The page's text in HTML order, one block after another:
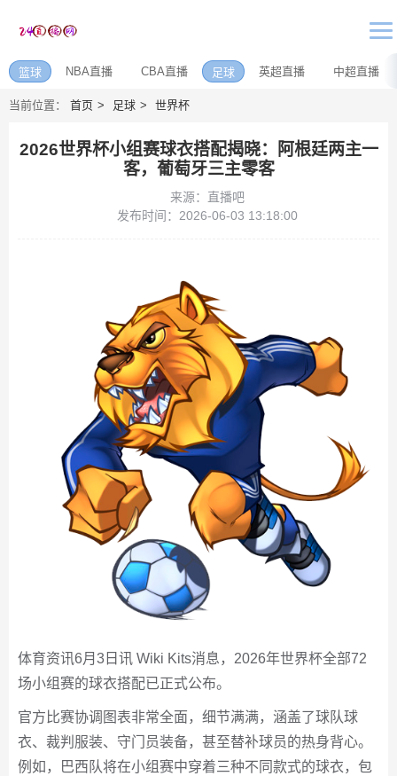
篮球 NBA直播 CBA直播 足球 英超直播 中超直播
当前位置： 首页 足球 世界杯
2026世界杯小组赛球衣搭配揭晓：阿根廷两主一
客，葡萄牙三主零客
来源：直播吧
发布时间：2026-06-03 13:18:00
体育资讯6月3日讯 Wiki Kits消息，2026年世界杯全部72
场小组赛的球衣搭配已正式公布。
官方比赛协调图表非常全面，细节满满，涵盖了球队球
衣、裁判服装、守门员装备，甚至替补球员的热身背心。
例如，巴西队将在小组赛中穿着三种不同款式的球衣，包